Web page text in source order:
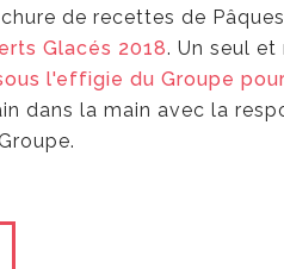
de recettes de
Glacés 2018. Un seul et
l'effigie du Groupe
dans la main avec la